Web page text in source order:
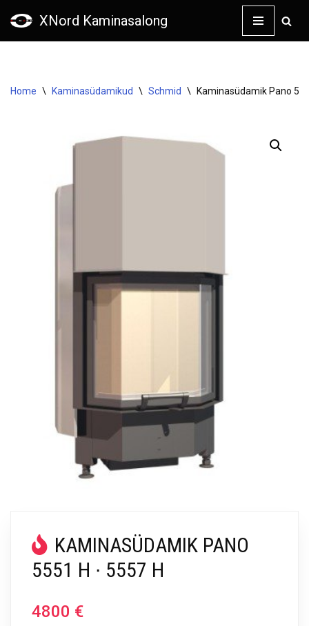
XNord Kaminasalong
Home \ Kaminasüdamikud \ Schmid \ Kaminasüdamik Pano
KAMINASÜDAMIK PANO
5551 H ∙ 5557 H
4800 €